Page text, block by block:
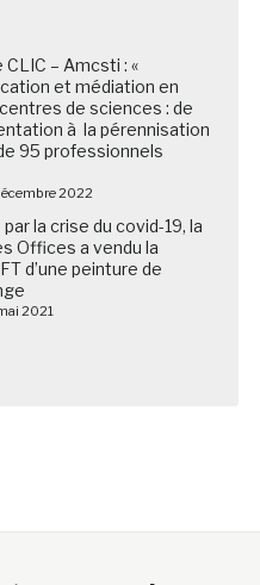
CLIC – Amcsti : «
et médiation en
de sciences : de
à la pérennisation
95 professionnels
2022
la crise du covid-19, la
Offices a vendu la
d’une peinture de
2021